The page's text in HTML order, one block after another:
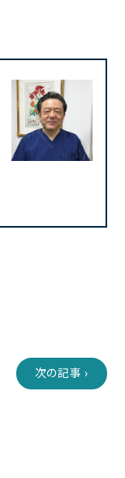
次の記事 ›